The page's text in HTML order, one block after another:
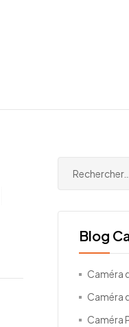
Blog
Caméra
Caméra
Caméra